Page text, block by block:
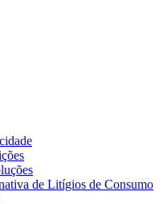
de Litígios de Consumo